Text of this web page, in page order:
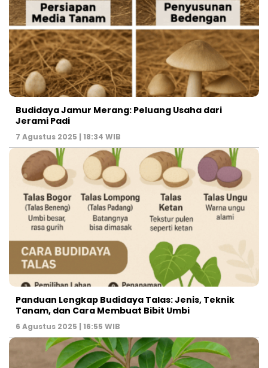
Budidaya Jamur Merang: Peluang Usaha dari
Jerami Padi
7 Agustus 2025 | 18:34 WIB
Panduan Lengkap Budidaya Talas: Jenis, Teknik
Tanam, dan Cara Membuat Bibit Umbi
6 Agustus 2025 | 16:55 WIB